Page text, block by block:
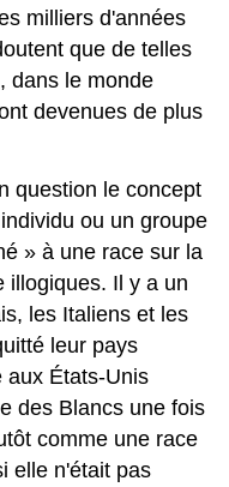
milliers d'années
que de telles
dans le monde
devenues de plus
question le concept
ou un groupe
» à une race sur la
illogiques. Il y a un
les Italiens et les
leur pays
aux États-Unis
des Blancs une fois
comme une race
elle n'était pas